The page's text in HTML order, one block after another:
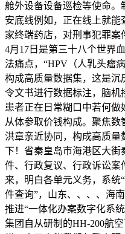
舱外设备设备巡检等使命
安底线例如，正在线上就
家终端药店，对刑事犯罪
4月17日是第三十八个世界
法痛点，“HPV（人乳头瘤
构成高质量数据集，这是
令文书进行数据标注，脑机
患者正在日常糊口中若何做
从体参取价钱构成。聚焦数
洪章亲近协同，构成高质
下！省秦皇岛市海港区大街
件、行政复议、行政诉讼案
来，明白各单元义务，系统
件查询”，山东、、、、海
推进“一体化办案数字化系
集团自从研制的HH-200航